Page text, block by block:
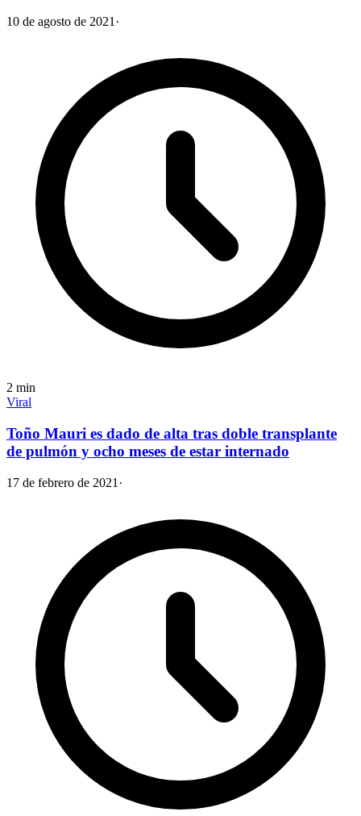
10 de agosto de 2021 ·
2 min
Viral
Toño Mauri es dado de alta tras doble transplante
de pulmón y ocho meses de estar internado
17 de febrero de 2021 ·